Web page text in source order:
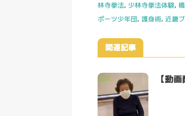
林寺拳法, 少林寺拳法体験,
ポーツ少年団, 護身術, 近畿
関連記事
【動